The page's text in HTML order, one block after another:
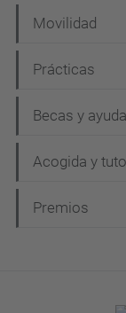
Movilidad
Prácticas
Becas y
Acogida y
Premios